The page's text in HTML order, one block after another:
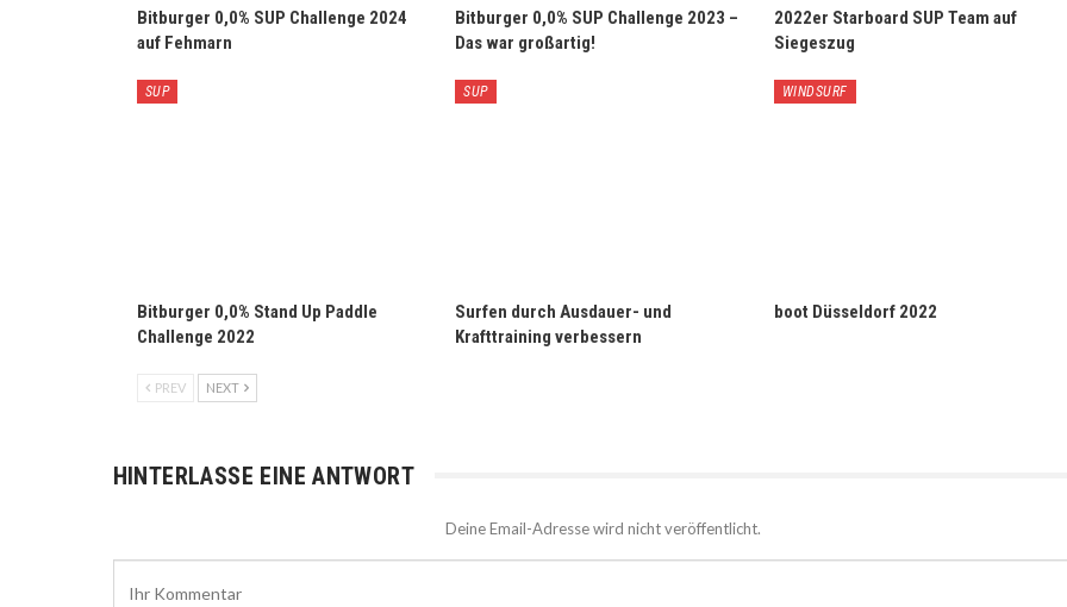
Bitburger 0,0% SUP Challenge 2024
auf Fehmarn
Bitburger 0,0% SUP Challenge 2023 –
Das war großartig!
2022er Starboard SUP Team auf
Siegeszug
SUP
Bitburger 0,0% Stand Up Paddle
Challenge 2022
SUP
Surfen durch Ausdauer- und
Krafttraining verbessern
WINDSURF
boot Düsseldorf 2022
PREV NEXT
HINTERLASSE EINE ANTWORT
Deine Email-Adresse wird nicht veröffentlicht.